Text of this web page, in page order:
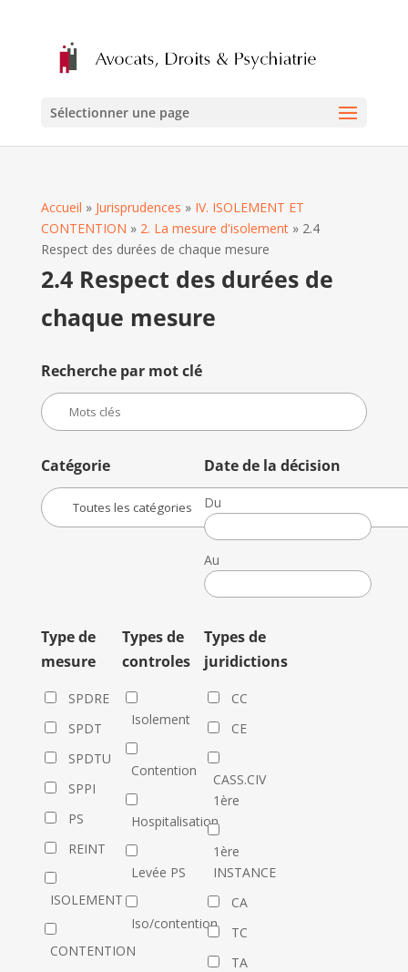
Sélectionner une page
Accueil » Jurisprudences » IV. ISOLEMENT ET
CONTENTION » 2. La mesure d'isolement» 2.4
Respect des durées de chaque mesure
2.4 Respect des durées de
chaque mesure
Recherche par mot clé
Catégorie Date de la décision
Du
Date
de
la
décision
Au
Date
de
décision
Type de
mesure
SPDRE
SPDT
SPDTU
SPPI
PS
REINT
ISOLEMENT
CONTENTION
Types de
controles
Isolement
Contention
Hospitalisation
Levée PS
Iso/contention
Types de
juridictions
CC
CE
CASS.CIV
1ère
1ère
INSTANCE
CA
TC
TA